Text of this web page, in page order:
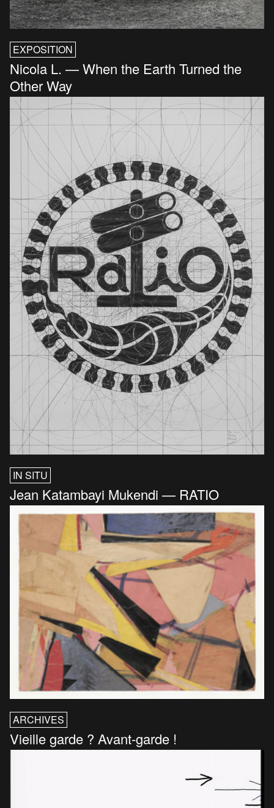
EXPOSITION
Nicola L. — When the Earth Turned the
Other Way
IN SITU
Jean Katambayi Mukendi — RATIO
ARCHIVES
Vieille garde ? Avant-garde !